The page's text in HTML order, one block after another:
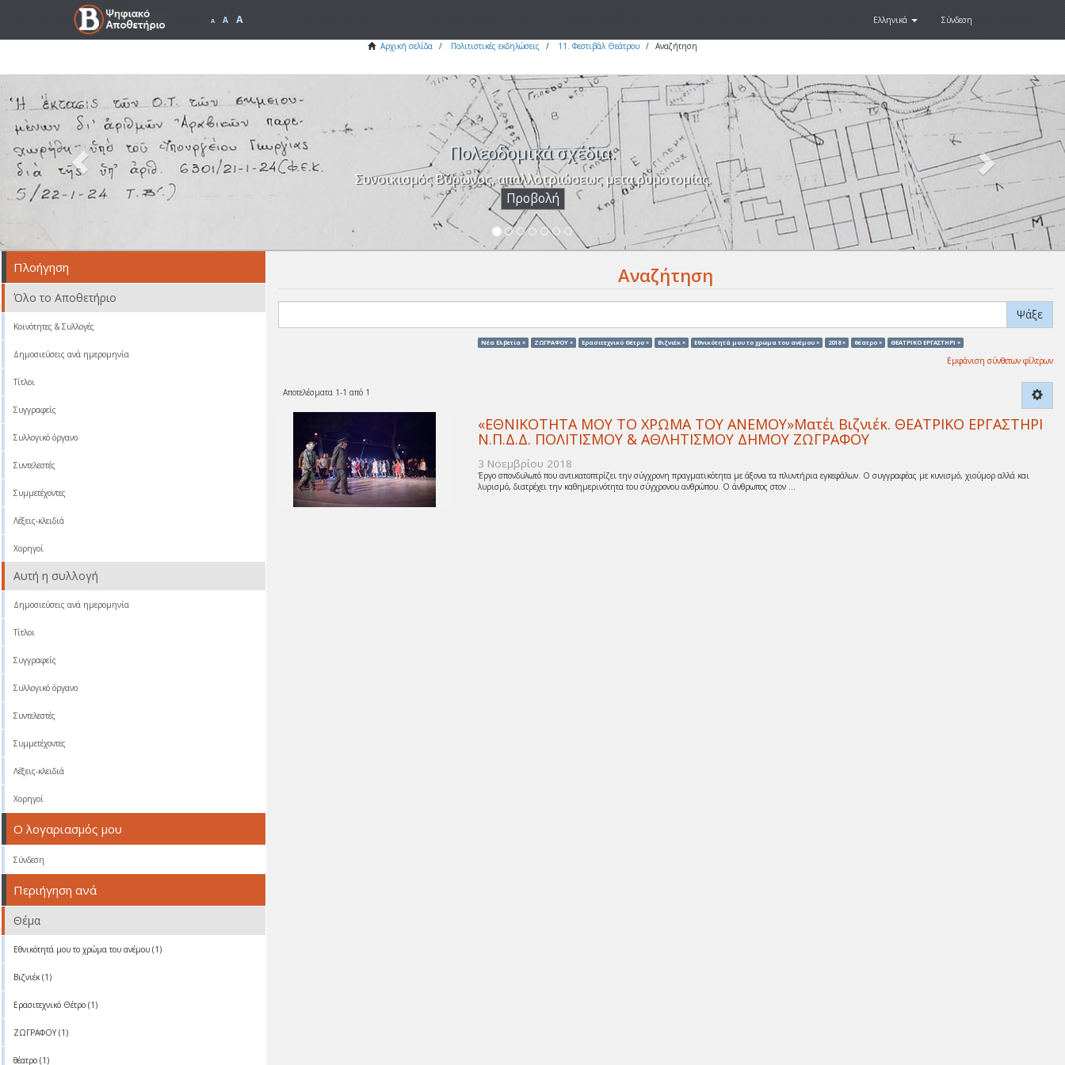
A A A Ελληνικά Σύνδεση
Αρχική σελίδα Πολιτιστικές εκδηλώσεις 11. Φεστιβάλ Θεάτρου Αναζήτηση
Πολεοδομικά σχέδια.
Συνοικισμός Βύρωνος, απαλλοτριώσεως μετα ρυμοτομίας.
Προβολή
Next
Αναζήτηση
Ψάξε
Νέα Ελβετία × ΖΩΓΡΑΦΟΥ × Ερασιτεχνικό Θέτρο × Βιζνιέκ × Eθνικότητά μου το χρώμα του ανέμου × 2018 × θέατρο × ΘΕΑΤΡΙΚΟ ΕΡΓΑΣΤΗΡΙ ×
Εμφάνιση σύνθετων φίλτρων
Αποτελέσματα 1-1 από 1
«ΕΘΝΙΚΟΤΗΤΑ ΜΟΥ ΤΟ ΧΡΩΜΑ ΤΟΥ ΑΝΕΜΟΥ»Ματέι Βιζνιέκ. ΘΕΑΤΡΙΚΟ ΕΡΓΑΣΤΗΡΙ
Ν.Π.Δ.Δ. ΠΟΛΙΤΙΣΜΟΥ & ΑΘΛΗΤΙΣΜΟΥ ΔΗΜΟΥ ΖΩΓΡΑΦΟΥ
3 Νοεμβρίου 2018
Έργο σπονδυλωτό που αντικατοπτρίζει την σύγχρονη πραγματικότητα με άξονα τα πλυντήρια εγκεφάλων. Ο συγγραφέας με κυνισμό, χιούμορ αλλά και
λυρισμό, διατρέχει την καθημερινότητα του σύγχρονου ανθρώπου. Ο άνθρωπος στον ...
Πλοήγηση
Όλο το Αποθετήριο
Κοινότητες & Συλλογές
Δημοσιεύσεις ανά ημερομηνία
Τίτλοι
Συγγραφείς
Συλλογικό όργανο
Συντελεστές
Συμμετέχοντες
Λέξεις-κλειδιά
Χορηγοί
Αυτή η συλλογή
Δημοσιεύσεις ανά ημερομηνία
Τίτλοι
Συγγραφείς
Συλλογικό όργανο
Συντελεστές
Συμμετέχοντες
Λέξεις-κλειδιά
Χορηγοί
Ο λογαριασμός μου
Σύνδεση
Περιήγηση ανά
Θέμα
Eθνικότητά μου το χρώμα του ανέμου (1)
Βιζνιέκ (1)
Ερασιτεχνικό Θέτρο (1)
ΖΩΓΡΑΦΟΥ (1)
θέατρο (1)